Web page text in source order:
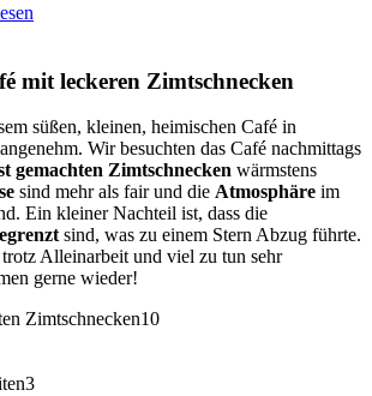
mit leckeren Zimtschnecken
süßen, kleinen, heimischen Café in
Wir besuchten das Café nachmittags
gemachten Zimtschnecken wärmstens
sind mehr als fair und die Atmosphäre im
Ein kleiner Nachteil ist, dass die
sind, was zu einem Stern Abzug führte.
Alleinarbeit und viel zu tun sehr
gerne wieder!
Zimtschnecken10
3